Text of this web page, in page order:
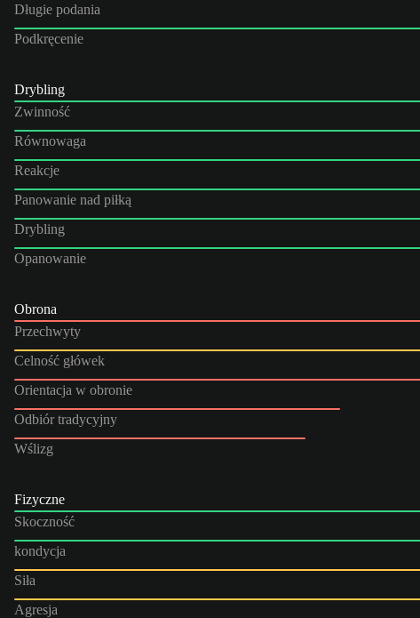
Długie podania
Podkręcenie
Drybling
Zwinność
Równowaga
Reakcje
Panowanie nad piłką
Drybling
Opanowanie
Obrona
Przechwyty
Celność główek
Orientacja w obronie
Odbiór tradycyjny
Wślizg
Fizyczne
Skoczność
kondycja
Siła
Agresja